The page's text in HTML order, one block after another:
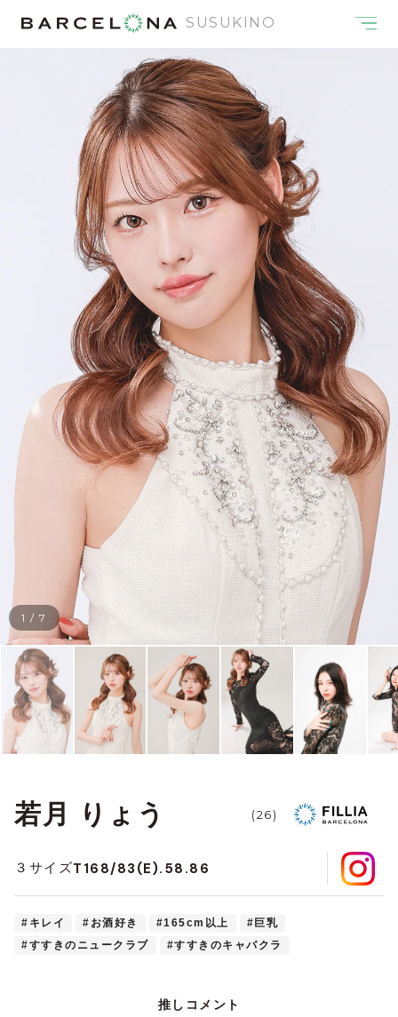
SUSUKINO
1 /7
若月 りょう (26)
３サイズT168/83(E).58.86
#キレイ #お酒好き #165cm以上
#巨乳
#すすきのニュークラブ
#すすきのキャバクラ
推しコメント